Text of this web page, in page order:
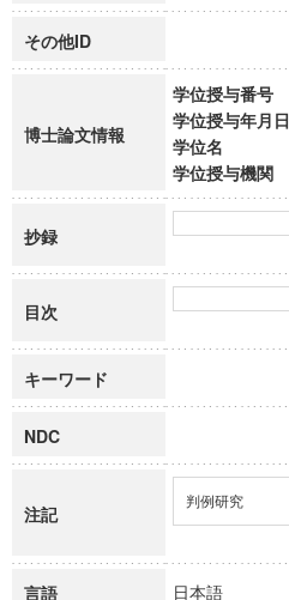
その他ID
博士論文情報
学位授与番号
学位授与年月日
学位名
学位授与機関
抄録
目次
キーワード
NDC
注記
判例研究
言語 日本語